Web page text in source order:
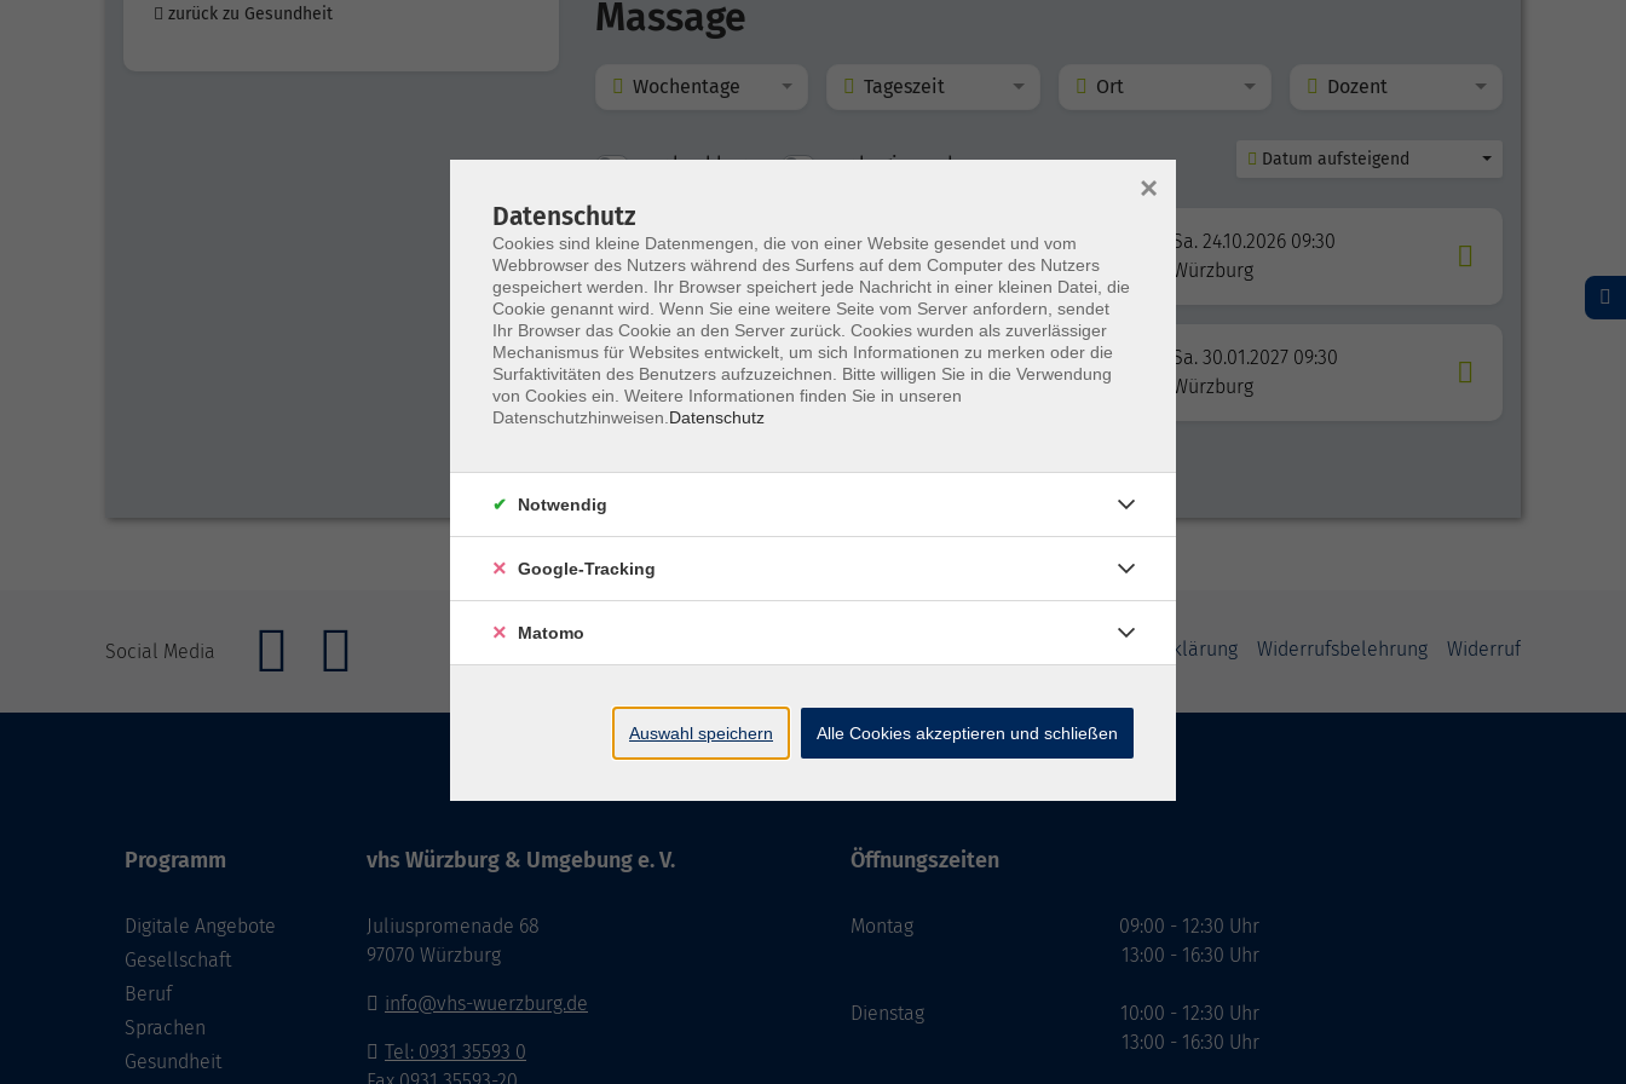
zurück zu Gesundheit Massage
Wochentage Tageszeit Ort Dozent
nur buchbare nur beginnende Datum aufsteigend
Klassische Massage / Partnermassage
Sa. 24.10.2026 09:30
Würzburg
Klassische Massage / Partnermassage
Sa. 30.01.2027 09:30
Würzburg
Social Media Barrierefreiheitserklärung Widerrufsbelehrung Widerruf
Programm
Digitale Angebote
Gesellschaft
Beruf
Sprachen
Gesundheit
vhs Würzburg & Umgebung e. V.
Juliuspromenade 68
97070 Würzburg
info@vhs-wuerzburg.de
Tel: 0931 35593 0
Öffnungszeiten
Montag
Dienstag
09:00 - 12:30 Uhr
13:00 - 16:30 Uhr
10:00 - 12:30 Uhr
13:00 - 16:30 Uhr
Datenschutz
Cookies sind kleine Datenmengen, die von einer Website gesendet und vom
Webbrowser des Nutzers während des Surfens auf dem Computer des Nutzers
gespeichert werden. Ihr Browser speichert jede Nachricht in einer kleinen Datei, die
Cookie genannt wird. Wenn Sie eine weitere Seite vom Server anfordern, sendet
Ihr Browser das Cookie an den Server zurück. Cookies wurden als zuverlässiger
Mechanismus für Websites entwickelt, um sich Informationen zu merken oder die
Surfaktivitäten des Benutzers aufzuzeichnen. Bitte willigen Sie in die Verwendung
von Cookies ein. Weitere Informationen finden Sie in unseren
Datenschutzhinweisen. Datenschutz
×
Notwendig
Google-Tracking
Matomo
Auswahl speichern Alle Cookies akzeptieren und schließen